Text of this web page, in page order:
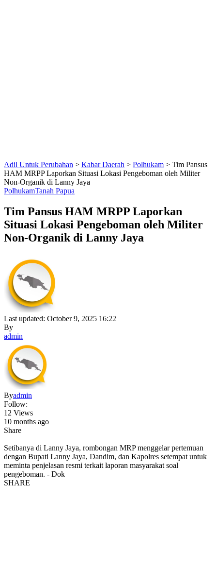
Adil Untuk Perubahan > Kabar Daerah > Polhukam > Tim Pansus
HAM MRPP Laporkan Situasi Lokasi Pengeboman oleh Militer
Non-Organik di Lanny Jaya
PolhukamTanah Papua
Tim Pansus HAM MRPP Laporkan
Situasi Lokasi Pengeboman oleh Militer
Non-Organik di Lanny Jaya
Last updated: October 9, 2025 16:22
By
admin
Byadmin
Follow:
12 Views
10 months ago
Share
Setibanya di Lanny Jaya, rombongan MRP menggelar pertemuan
dengan Bupati Lanny Jaya, Dandim, dan Kapolres setempat untuk
meminta penjelasan resmi terkait laporan masyarakat soal
pengeboman. - Dok
SHARE